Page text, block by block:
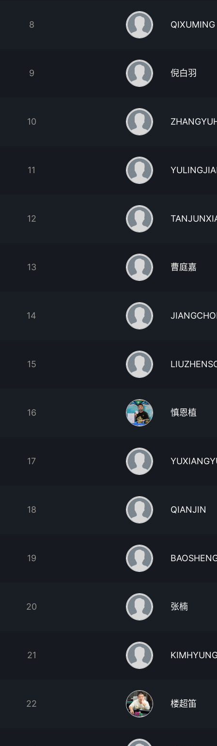
8 QIXUMING
9 倪白羽
10
11
12
13 曹庭嘉
14
15
16 慎恩植
17
18 QIANJIN
19
20 张楠
21
22 楼超笛